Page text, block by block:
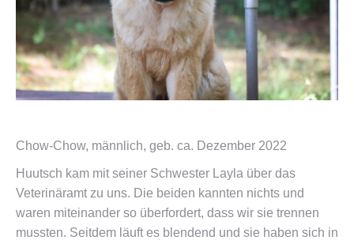
Chow-Chow, männlich, geb. ca. Dezember 2022
Huutsch kam mit seiner Schwester Layla über das
Veterinäramt zu uns. Die beiden kannten nichts und
waren miteinander so überfordert, dass wir sie trennen
mussten. Seitdem läuft es blendend und sie haben sich in